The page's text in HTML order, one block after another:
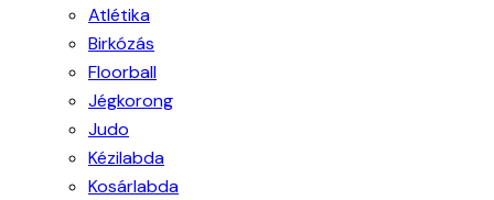
Atlétika
Birkózás
Floorball
Jégkorong
Judo
Kézilabda
Kosárlabda